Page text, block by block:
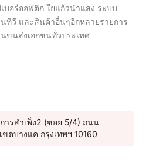
อร์ออฟติก ใยแก้วนำแสง ระบบ
ทีวี และสินค้าอื่นๆอีกหลายรายการ
ขนส่งเอกชนทั่วประเทศ
รสำเพ็ง2 (ซอย 5/4) ถนน
ตบางแค กรุงเทพฯ 10160